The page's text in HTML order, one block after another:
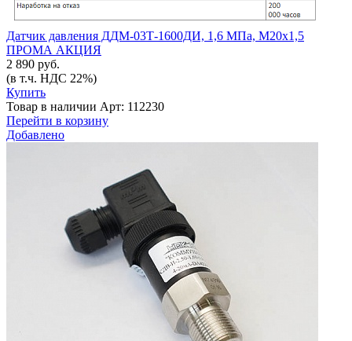
Датчик давления ДДМ-03Т-1600ДИ, 1,6 МПа, М20х1,5
ПРОМА АКЦИЯ
2 890 руб.
(в т.ч. НДС 22%)
Купить
Товар в наличии Арт: 112230
Перейти в корзину
Добавлено